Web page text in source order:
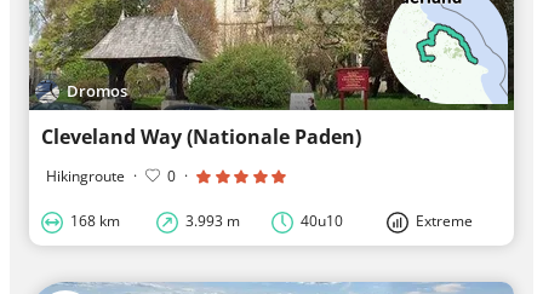
Dromos
Cleveland Way (Nationale Paden)
Hikingroute · 0 ·
168 km 3.993 m 40u10 Extreme